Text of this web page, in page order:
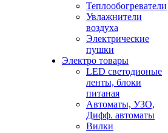
Теплообогреватели
Увлажнители
воздуха
Электрические
пушки
Электро товары
LED светодионые
ленты, блоки
питаная
Автоматы, УЗО,
Дифф. автоматы
Вилки